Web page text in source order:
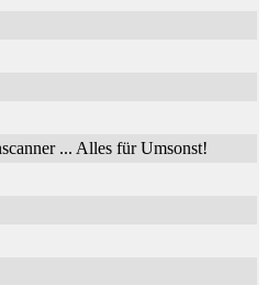
... Alles für Umsonst!